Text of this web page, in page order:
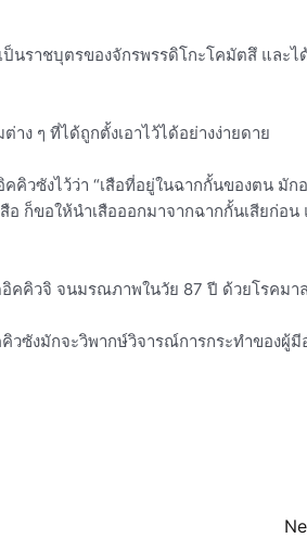
นราชบุตรของจักรพรรดิโกะโคมัตสึ และ
ๆ ที่ได้ถูกตั้งเอาไว้ได้อย่างง่ายดาย
คิวซังไว้ว่า “เสือที่อยู่ในฉากกั้นของตน มัก
ก็ขอให้นำเสือออกมาจากฉากกั้นเสียก่อน
คคิวจิ จนมรณภาพในวัย 87 ปี ด้วยโรคมาล
ซังมักจะวิพากษ์วิจารณ์การกระทำของผู้มี